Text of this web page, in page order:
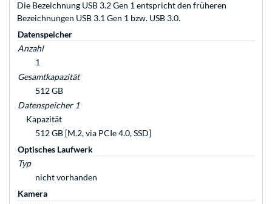
Die Bezeichnung USB 3.2 Gen 1 entspricht den früheren
Bezeichnungen USB 3.1 Gen 1 bzw. USB 3.0.
Datenspeicher
Anzahl
1
Gesamtkapazität
512 GB
Datenspeicher 1
Kapazität
512 GB [M.2, via PCIe 4.0, SSD]
Optisches Laufwerk
Typ
nicht vorhanden
Kamera